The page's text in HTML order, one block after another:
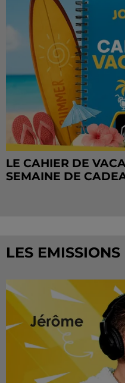
LE CAHIER DE
SEMAINE DE
LES EMISSIONS